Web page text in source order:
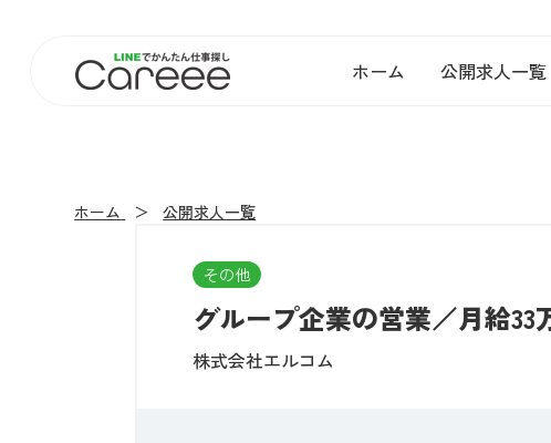
ホーム 公開求人一覧
ホーム 公開求人一覧
その他
グループ企業の営業／月給33
株式会社エルコム